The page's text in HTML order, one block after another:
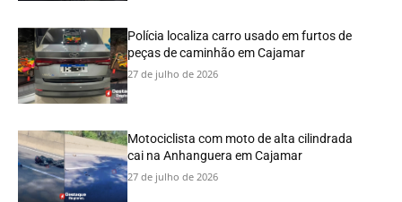
Polícia localiza carro usado em furtos de
peças de caminhão em Cajamar
27 de julho de 2026
Motociclista com moto de alta cilindrada
cai na Anhanguera em Cajamar
27 de julho de 2026